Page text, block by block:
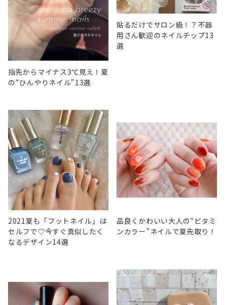
指先からマイナス3℃見え！夏
の“ひんやりネイル”13選
貼るだけでサロン級！？不器
用さん歓迎のネイルチップ13
選
2021夏も「フットネイル」は
セルフで♡今すぐ真似したく
なるデザイン14選
品良くかわいい大人の“ビタミ
ンカラー”ネイルで夏先取り！